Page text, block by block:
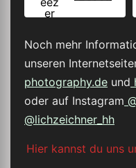
Noch mehr
unseren
photography.de und
oder auf Instagram
@lichzeichner_hh
Hier kannst du uns